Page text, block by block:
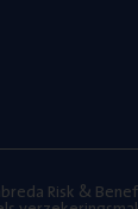
Risk &